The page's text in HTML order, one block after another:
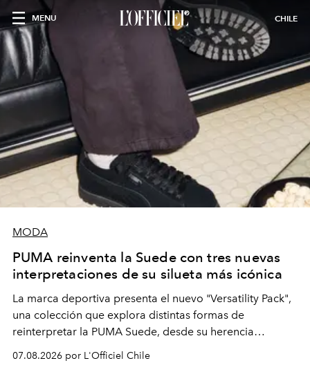
MENU CHILE
MODA
PUMA reinventa la Suede con tres nuevas
interpretaciones de su silueta más icónica
La marca deportiva presenta el nuevo "Versatility Pack",
una colección que explora distintas formas de
reinterpretar la PUMA Suede, desde su herencia
deportiva hasta una mirada moderna inspirada en el
diseño y el universo outdoor.
07.08.2026 por L'Officiel Chile